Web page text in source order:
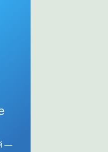
—